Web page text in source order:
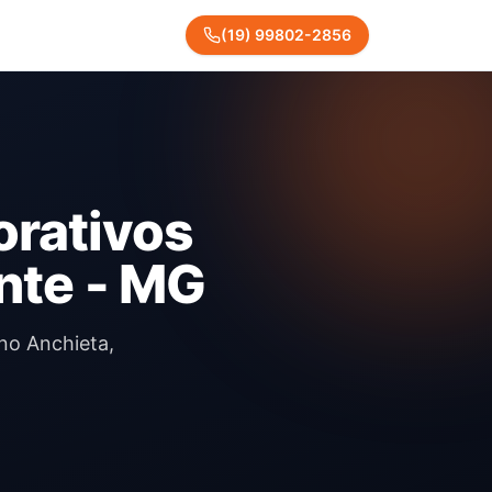
(19) 99802-2856
- MG
Anchieta,